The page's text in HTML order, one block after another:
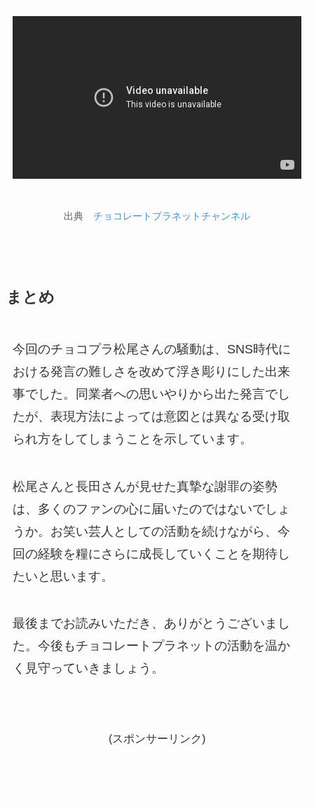
出典 チョコレートプラネットチャンネル
まとめ
今回のチョコプラ松尾さんの騒動は、SNS時代に
おける発言の難しさを改めて浮き彫りにした出来
事でした。同業者への思いやりから出た発言でし
たが、表現方法によっては意図とは異なる受け取
られ方をしてしまうことを示しています。
松尾さんと長田さんが見せた真摯な謝罪の姿勢
は、多くのファンの心に届いたのではないでしょ
うか。お笑い芸人としての活動を続けながら、今
回の経験を糧にさらに成長していくことを期待し
たいと思います。
最後までお読みいただき、ありがとうございまし
た。今後もチョコレートプラネットの活動を温か
く見守っていきましょう。
(スポンサーリンク)